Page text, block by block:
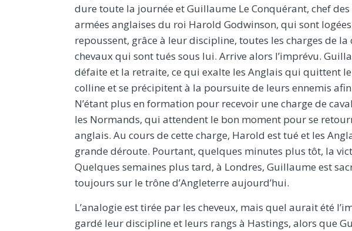
dure toute la journée et Guillaume Le Conquérant, chef
armées anglaises du roi Harold Godwinson, qui sont
repoussent, grâce à leur discipline, toutes les charges de
chevaux qui sont tués sous lui. Arrive alors l’imprévu.
défaite et la retraite, ce qui exalte les Anglais qui quittent
colline et se précipitent à la poursuite de leurs ennemis
N’étant plus en formation pour recevoir une charge de
les Normands, qui attendent le bon moment pour se
anglais. Au cours de cette charge, Harold est tué et les
grande déroute. Pourtant, quelques minutes plus tôt, la
Quelques semaines plus tard, à Londres, Guillaume est
toujours sur le trône d’Angleterre aujourd’hui.
L’analogie est tirée par les cheveux, mais quel aurait été
gardé leur discipline et leurs rangs à Hastings, alors que